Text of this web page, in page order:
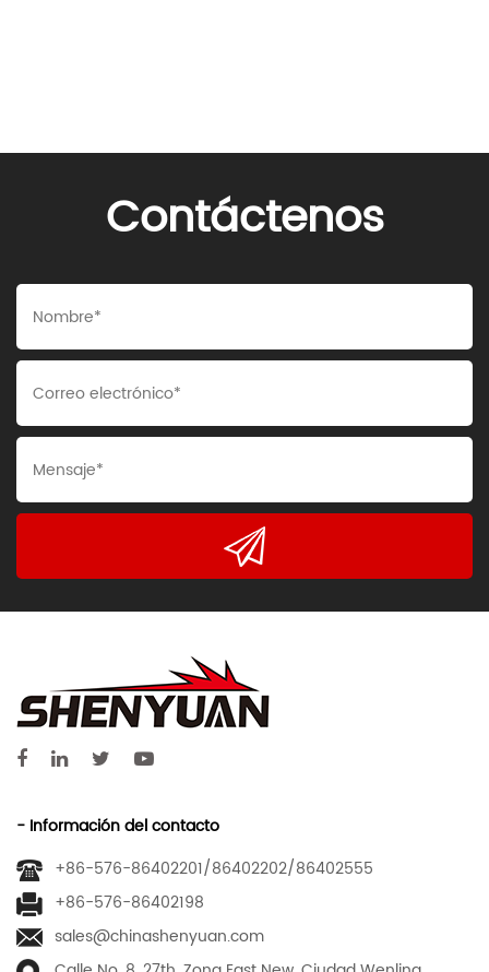
Contáctenos
- Información del contacto
+86-576-86402201/86402202/86402555
+86-576-86402198
sales@chinashenyuan.com